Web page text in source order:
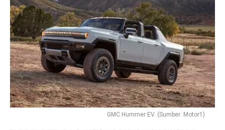
GMC Hummer EV. (Sumber: Motor1)